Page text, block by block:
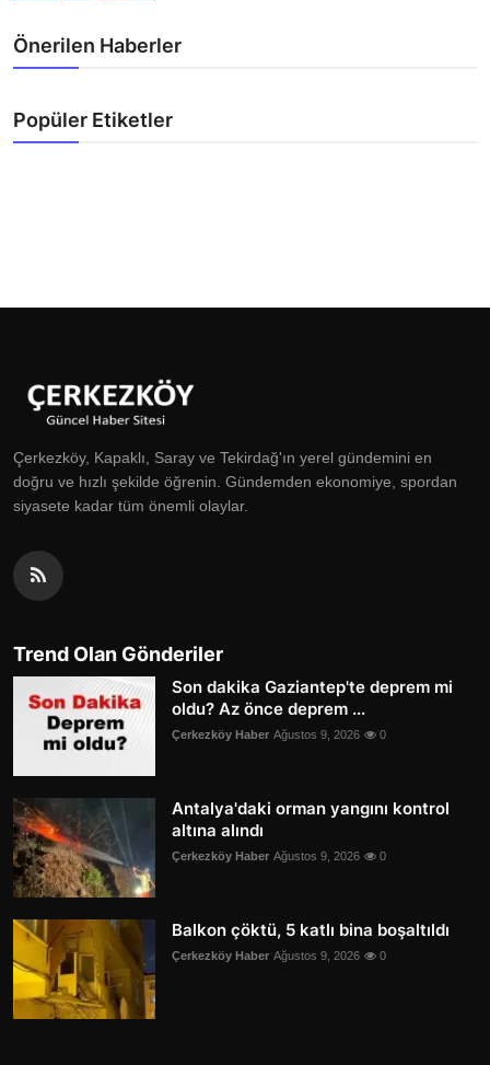
Önerilen Haberler
Popüler Etiketler
Çerkezköy, Kapaklı, Saray ve Tekirdağ'ın yerel gündemini en
doğru ve hızlı şekilde öğrenin. Gündemden ekonomiye, spordan
siyasete kadar tüm önemli olaylar.
Trend Olan Gönderiler
Son dakika Gaziantep'te deprem mi
oldu? Az önce deprem ...
Çerkezköy Haber Ağustos 9, 2026 0
Antalya'daki orman yangını kontrol
altına alındı
Çerkezköy Haber Ağustos 9, 2026 0
Balkon çöktü, 5 katlı bina boşaltıldı
Çerkezköy Haber Ağustos 9, 2026 0